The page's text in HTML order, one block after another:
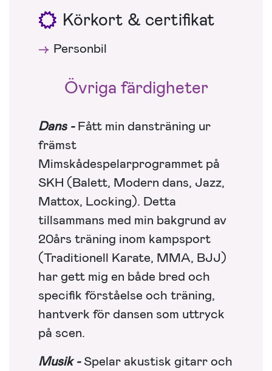
Körkort & certifikat
Personbil
Övriga färdigheter
Dans -Fått min dansträning ur
främst
Mimskådespelarprogrammet på
SKH (Balett, Modern dans, Jazz,
Mattox, Locking). Detta
tillsammans med min bakgrund av
20års träning inom kampsport
(Traditionell Karate, MMA, BJJ)
har gett mig en både bred och
specifik förståelse och träning,
hantverk för dansen som uttryck
på scen.
Musik -Spelar akustisk gitarr och